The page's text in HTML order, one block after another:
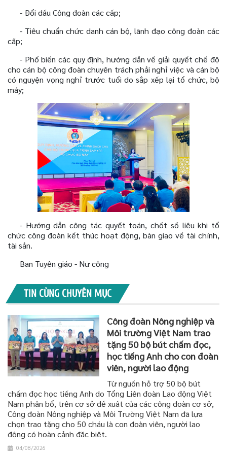
- Đổi dấu Công đoàn các cấp;
- Tiêu chuẩn chức danh cán bộ, lãnh đạo công đoàn các
cấp;
- Phổ biến các quy định, hướng dẫn về giải quyết chế độ
cho cán bộ công đoàn chuyên trách phải nghỉ việc và cán bộ
có nguyện vọng nghỉ trước tuổi do sắp xếp lại tổ chức, bộ
máy;
- Hướng dẫn công tác quyết toán, chốt số liệu khi tổ
chức công đoàn kết thúc hoạt động, bàn giao về tài chính,
tài sản.
Ban Tuyên giáo - Nữ công
TIN CÙNG CHUYÊN MỤC
Công đoàn Nông nghiệp và
Môi trường Việt Nam trao
tặng 50 bộ bút chấm đọc,
học tiếng Anh cho con đoàn
viên, người lao động
Từ nguồn hỗ trợ 50 bộ bút
chấm đọc học tiếng Anh do Tổng Liên đoàn Lao động Việt
Nam phân bổ, trên cơ sở đề xuất của các công đoàn cơ sở,
Công đoàn Nông nghiệp và Môi Trường Việt Nam đã lựa
chọn trao tặng cho 50 cháu là con đoàn viên, người lao
động có hoàn cảnh đặc biệt.
04/08/2026